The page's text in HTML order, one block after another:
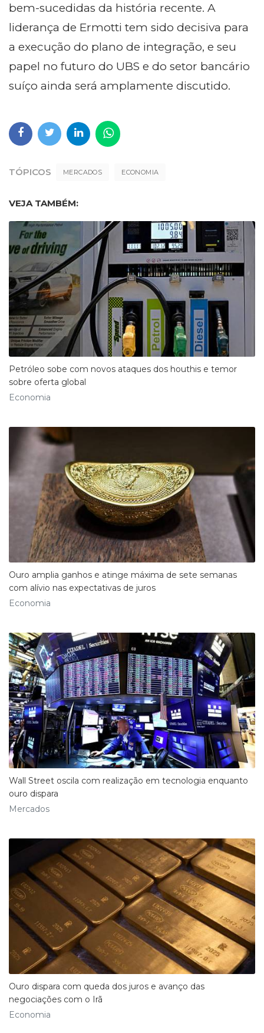
bem-sucedidas da história recente. A
liderança de Ermotti tem sido decisiva para
a execução do plano de integração, e seu
papel no futuro do UBS e do setor bancário
suíço ainda será amplamente discutido.
TÓPICOS MERCADOS ECONOMIA
VEJA TAMBÉM:
Petróleo sobe com novos ataques dos houthis e temor
sobre oferta global
Economia
Ouro amplia ganhos e atinge máxima de sete semanas
com alívio nas expectativas de juros
Economia
Wall Street oscila com realização em tecnologia enquanto
ouro dispara
Mercados
Ouro dispara com queda dos juros e avanço das
negociações com o Irã
Economia